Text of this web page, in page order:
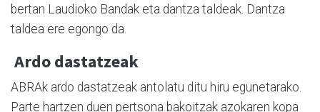
bertan Laudioko Bandak eta dantza taldeak. Dantza
taldea ere egongo da.
Ardo dastatzeak
ABRAk ardo dastatzeak antolatu ditu hiru egunetarako.
Parte hartzen duen pertsona bakoitzak azokaren kopa